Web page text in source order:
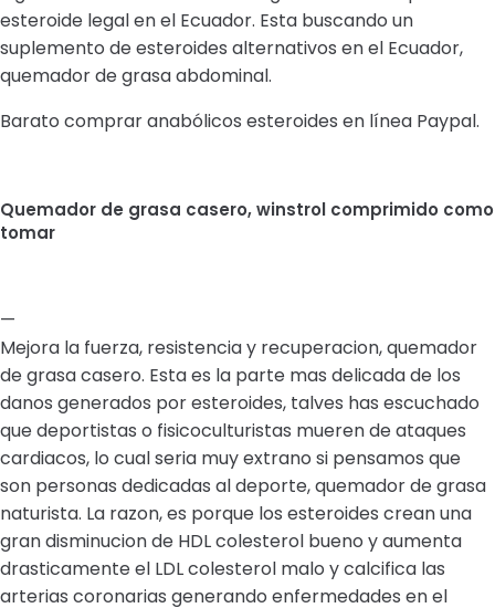
esteroide legal en el Ecuador. Esta buscando un
suplemento de esteroides alternativos en el Ecuador,
quemador de grasa abdominal.
Barato comprar anabólicos esteroides en línea Paypal.
Quemador de grasa casero, winstrol comprimido como
tomar
—
Mejora la fuerza, resistencia y recuperacion, quemador
de grasa casero. Esta es la parte mas delicada de los
danos generados por esteroides, talves has escuchado
que deportistas o fisicoculturistas mueren de ataques
cardiacos, lo cual seria muy extrano si pensamos que
son personas dedicadas al deporte, quemador de grasa
naturista. La razon, es porque los esteroides crean una
gran disminucion de HDL colesterol bueno y aumenta
drasticamente el LDL colesterol malo y calcifica las
arterias coronarias generando enfermedades en el